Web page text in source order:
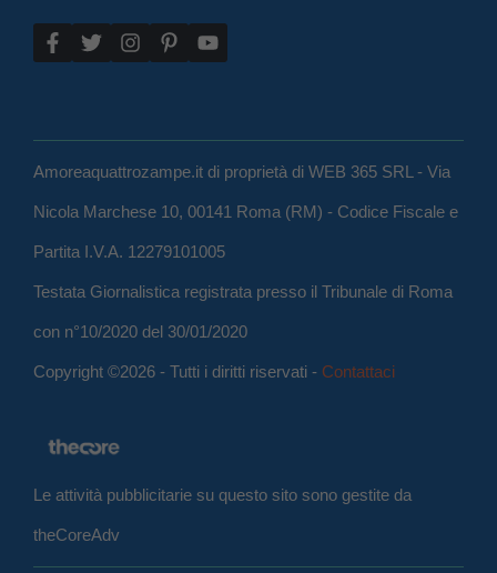
Amoreaquattrozampe.it di proprietà di WEB 365 SRL - Via
Nicola Marchese 10, 00141 Roma (RM) - Codice Fiscale e
Partita I.V.A. 12279101005
Testata Giornalistica registrata presso il Tribunale di Roma
con n°10/2020 del 30/01/2020
Copyright ©2026 - Tutti i diritti riservati - Contattaci
Le attività pubblicitarie su questo sito sono gestite da
theCoreAdv